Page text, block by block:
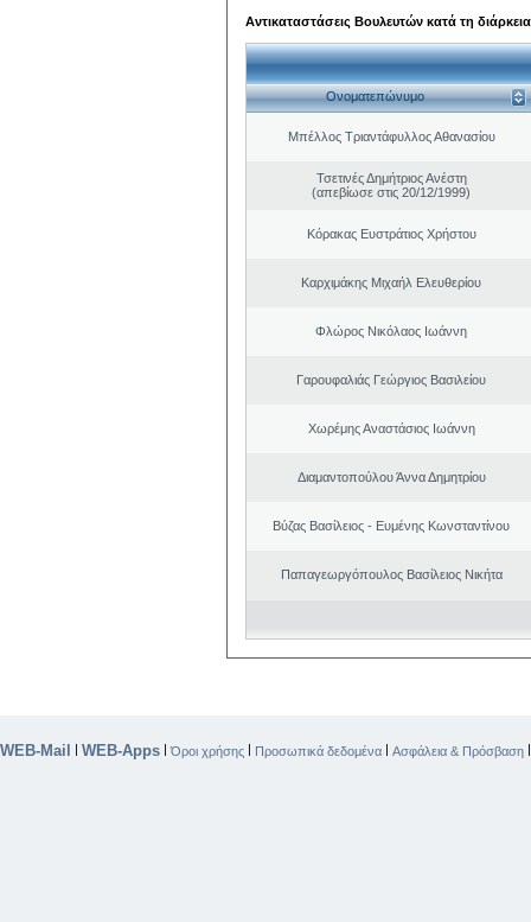
Αντικαταστάσεις Βουλευτών κατά τη
Ονοματεπώνυμο
Μπέλλος Τριαντάφυλλος Αθανασίου
Τσετινές Δημήτριος Ανέστη
(απεβίωσε στις 20/12/1999)
Κόρακας Ευστράτιος Χρήστου
Καρχιμάκης Μιχαήλ Ελευθερίου
Φλώρος Νικόλαος Ιωάννη
Γαρουφαλιάς Γεώργιος Βασιλείου
Χωρέμης Αναστάσιος Ιωάννη
Διαμαντοπούλου Άννα Δημητρίου
Βύζας Βασίλειος - Ευμένης Κωνσταντίνου
Παπαγεωργόπουλος Βασίλειος Νικήτα
WEB-Mail | WEB-Apps |Όροι χρήσης | Προσωπικά δεδομένα | Ασφάλεια & Πρόσβαση